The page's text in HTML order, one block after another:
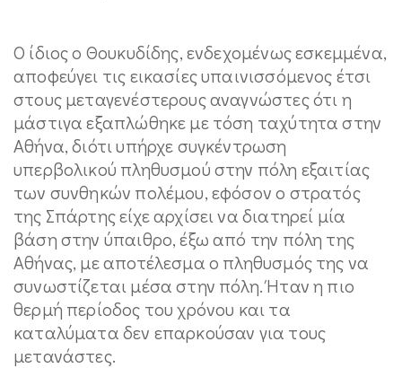
Ο ίδιος ο Θουκυδίδης, ενδεχομένως εσκεμμένα,
αποφεύγει τις εικασίες υπαινισσόμενος έτσι
στους μεταγενέστερους αναγνώστες ότι η
μάστιγα εξαπλώθηκε με τόση ταχύτητα στην
Αθήνα, διότι υπήρχε συγκέντρωση
υπερβολικού πληθυσμού στην πόλη εξαιτίας
των συνθηκών πολέμου, εφόσον ο στρατός
της Σπάρτης είχε αρχίσει να διατηρεί μία
βάση στην ύπαιθρο, έξω από την πόλη της
Αθήνας, με αποτέλεσμα ο πληθυσμός της να
συνωστίζεται μέσα στην πόλη. Ήταν η πιο
θερμή περίοδος του χρόνου και τα
καταλύματα δεν επαρκούσαν για τους
μετανάστες.